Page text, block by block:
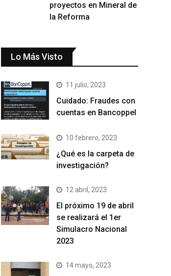
proyectos en Mineral de
la Reforma
Lo Más Visto
11 julio, 2023
Cuidado: Fraudes con
cuentas en Bancoppel
10 febrero, 2023
¿Qué es la carpeta de
investigación?
12 abril, 2023
El próximo 19 de abril
se realizará el 1er
Simulacro Nacional
2023
14 mayo, 2023